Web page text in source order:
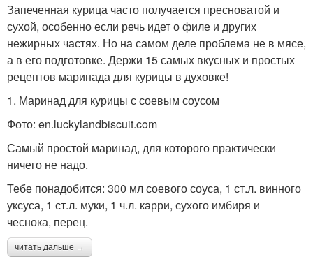
Идеальная курица Корочка на курице
Вкусная курица
Корочка с картошкой Курица на противне
Запеченная курица часто получается пресноватой и
сухой, особенно если речь идет о филе и других
нежирных частях. Но на самом деле проблема не в мясе,
а в его подготовке. Держи 15 самых вкусных и простых
рецептов маринада для курицы в духовке!
1. Маринад для курицы с соевым соусом
Фото: en.luckylandbiscuit.com
Самый простой маринад, для которого практически
ничего не надо.
Тебе понадобится: 300 мл соевого соуса, 1 ст.л. винного
уксуса, 1 ст.л. муки, 1 ч.л. карри, сухого имбиря и
чеснока, перец.
читать дальше →